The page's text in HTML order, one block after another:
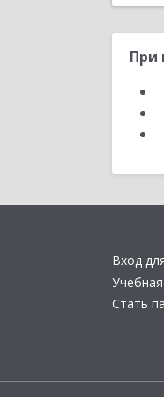
При
Вход
Стать